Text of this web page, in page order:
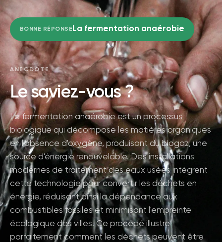
BONNE RÉPONSE La fermentation anaérobie
ANECDOTE
Le saviez-vous ?
La fermentation anaérobie est un processus
biologique qui décompose les matières organiques
en l'absence d'oxygène, produisant du biogaz, une
source d'énergie renouvelable. Des installations
modernes de traitement des eaux usées intègrent
cette technologie pour convertir les déchets en
énergie, réduisant ainsi la dépendance aux
combustibles fossiles et minimisant l'empreinte
écologique des villes. Ce procédé illustre
parfaitement comment les déchets peuvent être